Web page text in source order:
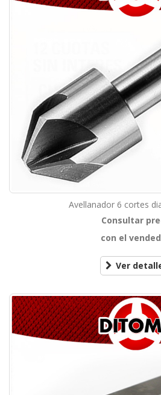
Avellanador 6 cortes
Consultar
con el
Ver